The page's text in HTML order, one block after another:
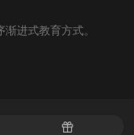
进式教育方式。
随